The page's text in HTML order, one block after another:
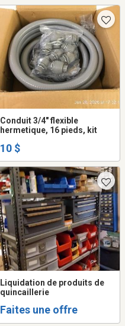
Conduit 3/4" flexible
hermetique, 16 pieds, kit
10 $
Liquidation de produits de
quincaillerie
Faites une offre